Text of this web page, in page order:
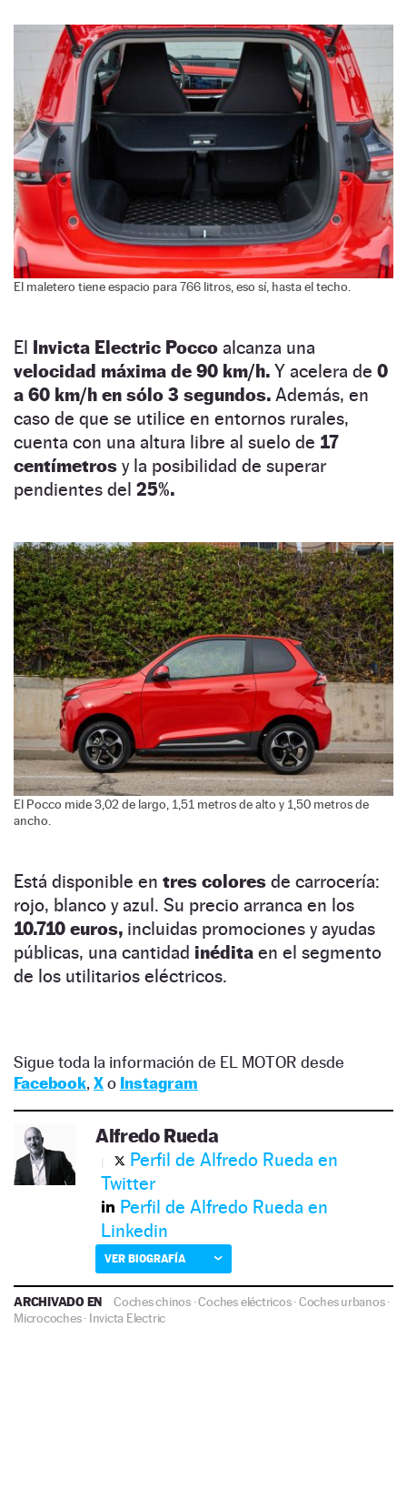
El maletero tiene espacio para 766 litros, eso sí, hasta el techo.
El Invicta Electric Pocco alcanza una
velocidad máxima de 90 km/h. Y acelera de 0
a 60 km/h en sólo 3 segundos. Además, en
caso de que se utilice en entornos rurales,
cuenta con una altura libre al suelo de 17
centímetros y la posibilidad de superar
pendientes del 25%.
El Pocco mide 3,02 de largo, 1,51 metros de alto y 1,50 metros de
ancho.
Está disponible en tres colores de carrocería:
rojo, blanco y azul. Su precio arranca en los
10.710 euros, incluidas promociones y ayudas
públicas, una cantidad inédita en el segmento
de los utilitarios eléctricos.
Sigue toda la información de EL MOTOR desde
Facebook, Xo Instagram
Alfredo Rueda
Perfil de Alfredo Rueda en
Twitter
Perfil de Alfredo Rueda en
Linkedin
VER BIOGRAFÍA
ARCHIVADO EN Coches chinos ·Coches eléctricos·Coches urbanos·
Microcoches· Invicta Electric